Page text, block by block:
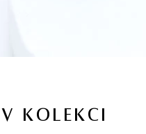
KOLEKCI